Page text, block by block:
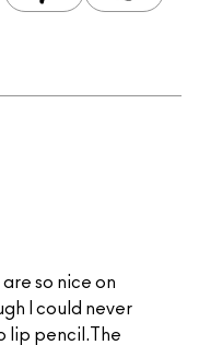
are so nice on
I could never
lip pencil.The